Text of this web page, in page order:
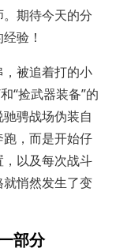
期待今天的分
验！
被追着打的小
“捡武器装备”的
骋战场伪装自
，而是开始仔
以及每次战斗
悄然发生了变
部分